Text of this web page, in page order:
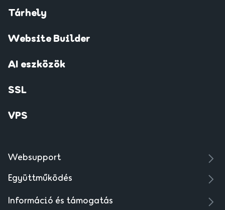
Tárhely
Website Builder
AI eszközök
SSL
VPS
Websupport
Együttműködés
Információ és támogatás